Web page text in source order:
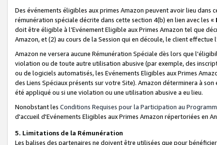
Des événements éligibles aux primes Amazon peuvent avoir lieu dans
rémunération spéciale décrite dans cette section 4(b) en lien avec les «
doit être éligible à l’Evénement Eligible aux Primes Amazon tel que
Amazon, et (2) au cours de la Session qui en découle, le client
Amazon ne versera aucune Rémunération Spéciale dès lors que
violation ou de toute autre utilisation abusive (par exemple, des
ou de logiciels automatisés, les Evénements Eligibles aux Primes
des Liens Spéciaux présents sur votre Site). Amazon déterminera à
été appliqué ou si une violation ou une utilisation abusive a eu lieu.
Nonobstant les Conditions Requises pour la Participation au
d'accueil d'Evénements Eligibles aux Primes Amazon répertoriées en
5. Limitations de la Rémunération
Les balises des partenaires ne doivent être utilisées que pour